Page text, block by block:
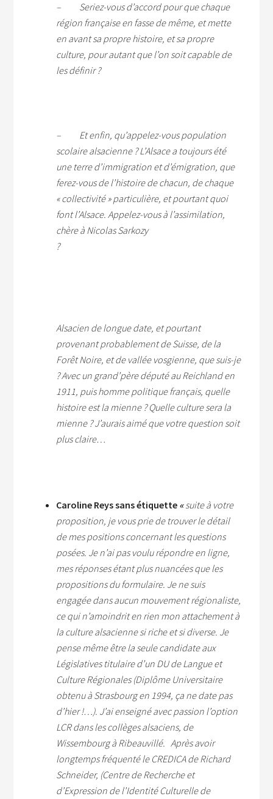
– Seriez-vous d’accord pour que chaque
région française en fasse de même, et mette
en avant sa propre histoire, et sa propre
culture, pour autant que l’on soit capable de
les définir ?
– Et enfin, qu’appelez-vous population
scolaire alsacienne ? L’Alsace a toujours été
une terre d’immigration et d’émigration, que
ferez-vous de l’histoire de chacun, de chaque
« collectivité » particulière, et pourtant quoi
font l’Alsace. Appelez-vous à l’assimilation,
chère à Nicolas Sarkozy
?
Alsacien de longue date, et pourtant
provenant probablement de Suisse, de la
Forêt Noire, et de vallée vosgienne, que suis-je
? Avec un grand’père député au Reichland en
1911, puis homme politique français, quelle
histoire est la mienne ? Quelle culture sera la
mienne ? J’aurais aimé que votre question soit
plus claire…
Caroline Reys sans étiquette «suite à votre
proposition, je vous prie de trouver le détail
de mes positions concernant les questions
posées. Je n’ai pas voulu répondre en ligne,
mes réponses étant plus nuancées que les
propositions du formulaire. Je ne suis
engagée dans aucun mouvement régionaliste,
ce qui n’amoindrit en rien mon attachement à
la culture alsacienne si riche et si diverse. Je
pense même être la seule candidate aux
Législatives titulaire d’un DU de Langue et
Culture Régionales (Diplôme Universitaire
obtenu à Strasbourg en 1994, ça ne date pas
d’hier !…). J’ai enseigné avec passion l’option
LCR dans les collèges alsaciens, de
Wissembourg à Ribeauvillé.Après avoir
longtemps fréquenté le CREDICA de Richard
Schneider, (Centre de Recherche et
d’Expression de l’Identité Culturelle de